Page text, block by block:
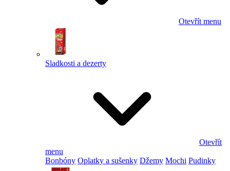
Otevřít menu
Sladkosti a dezerty
Otevřít
menu
Bonbóny Oplatky a sušenky Džemy Mochi Pudinky